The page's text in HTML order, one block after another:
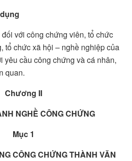
với công chứng viên, tổ chức
tổ chức xã hội – nghề nghiệp của
yêu cầu công chứng và cá nhân,
quan.
Chương II
NGHỀ CÔNG CHỨNG
Mục 1
CÔNG CHỨNGTHÀNH VĂN